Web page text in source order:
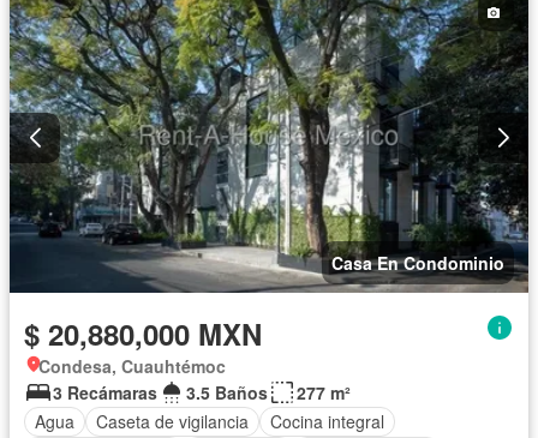
Casa En Condominio
$ 20,880,000 MXN
Condesa, Cuauhtémoc
3 Recámaras
3.5 Baños
277 m²
Agua
Caseta de vigilancia
Cocina integral